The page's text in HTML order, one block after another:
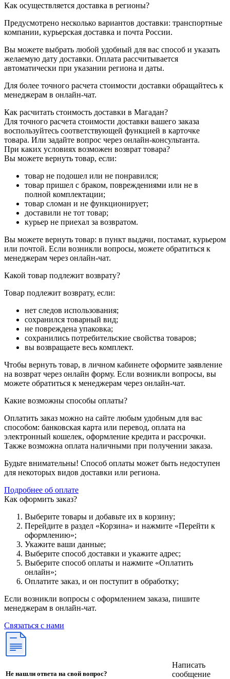
Как осуществляется доставка в регионы?
Предусмотрено несколько вариантов доставки: транспортные
компании, курьерская доставка и почта России.
Вы можете выбрать любой удобный для вас способ и указать
желаемую дату доставки. Оплата рассчитывается
автоматически при указании региона и даты.
Для более точного расчета стоимости доставки обращайтесь к
менеджерам в онлайн-чат.
Как расчитать стоимость доставки в Магадан?
Для точного расчета стоимости доставки вашего заказа
воспользуйтесь соответствующей функцией в карточке
товара. Или задайте вопрос через онлайн-консультанта.
При каких условиях возможен возврат товара?
Вы можете вернуть товар, если:
товар не подошел или не понравился;
товар пришел с браком, повреждениями или не в
полной комплектации;
товар сломан и не функционирует;
доставили не тот товар;
курьер не приехал за возвратом.
Вы можете вернуть товар: в пункт выдачи, постамат, курьером
или почтой. Если возникли вопросы, можете обратиться к
менеджерам через онлайн-чат.
Какой товар подлежит возврату?
Товар подлежит возврату, если:
нет следов использования;
сохранился товарный вид;
не повреждена упаковка;
сохранились потребительские свойства товаров;
вы возвращаете весь комплект.
Чтобы вернуть товар, в личном кабинете оформите заявление
на возврат через онлайн форму. Если возникли вопросы, вы
можете обратиться к менеджерам через онлайн-чат.
Какие возможны способы оплаты?
Оплатить заказ можно на сайте любым удобным для вас
способом: банковская карта или перевод, оплата на
электронный кошелек, оформление кредита и рассрочки.
Также возможна оплата наличными при получении заказа.
Будьте внимательны! Способ оплаты может быть недоступен
для некоторых видов доставки или региона.
Подробнее об оплате
Как оформить заказ?
Выберите товары и добавьте их в корзину;
Перейдите в раздел «Корзина» и нажмите «Перейти к
оформлению»;
Укажите ваши данные;
Выберите способ доставки и укажите адрес;
Выберите способ оплаты и нажмите «Оплатить
онлайн»;
Оплатите заказ, и он поступит в обработку;
Если возникли вопросы с оформлением заказа, пишите
менеджерам в онлайн-чат.
Связаться с нами
Не нашли ответа на свой вопрос?
Написать
сообщение